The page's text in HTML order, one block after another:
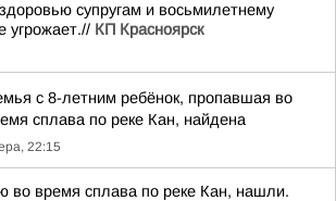
супругам и восьмилетнему
угрожает.// КП Красноярск
с 8-летним ребёнок, пропавшая во
сплава по реке Кан, найдена
22:15
время сплава по реке Кан, нашли.